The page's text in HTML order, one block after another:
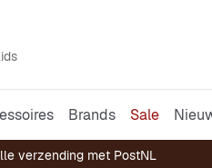
Brands Sale
verzending met PostNL